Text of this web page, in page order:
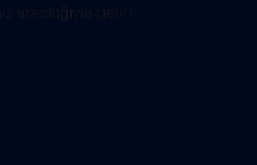
aracılığıyla gelir)